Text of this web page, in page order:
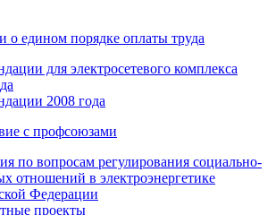
о едином порядке оплаты труда
для электросетевого комплекса
2008 года
с профсоюзами
по вопросам регулирования социально-
отношений в электроэнергетике
Федерации
проекты